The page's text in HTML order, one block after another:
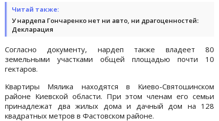
Читай также:
У нардепа Гончаренко нет ни авто, ни драгоценностей:
Декларация
Согласно документу, нардеп также владеет 80
земельными участками общей площадью почти 10
гектаров.
Квартиры Мялика находятся в Киево-Святошинском
районе Киевской области. При этом членам его семьи
принадлежат два жилых дома и дачный дом на 128
квадратных метров в Фастовском районе.